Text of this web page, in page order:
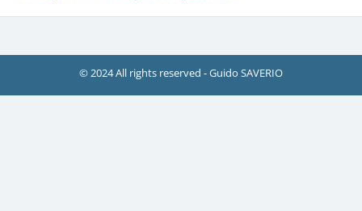
© 2024 All rights reserved - Guido SAVERIO